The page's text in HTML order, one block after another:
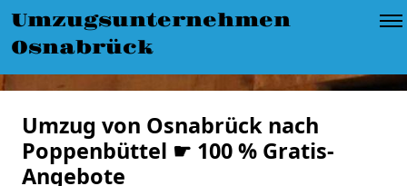
Umzugsunternehmen
Osnabrück
Umzug von Osnabrück nach
Poppenbüttel ☛ 100 % Gratis-
Angebote